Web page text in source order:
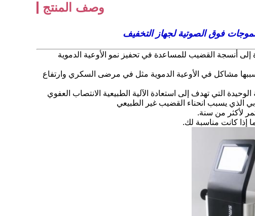
وصف المنتج
أنسجة القضيب للمساعدة في تحفيز نمو الأوعية الدموية
مشاكل في الأوعية الدموية مثل في مرضى السكري وارتفاع
الوحيدة التي تهدف إلى استعادة الآلية الطبيعية الانتصاب العفوي
الذي يسبب انحناء القضيب غير الطبيعي
لأكثر من سنة.
إذا كانت مناسبة لك.